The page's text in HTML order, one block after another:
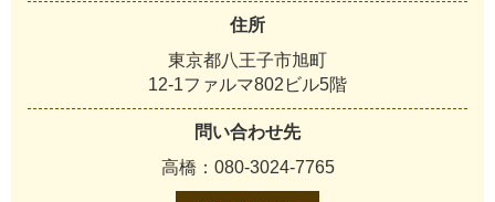
住所
東京都八王子市旭町
12-1ファルマ802ビル5階
問い合わせ先
高橋：080-3024-7765